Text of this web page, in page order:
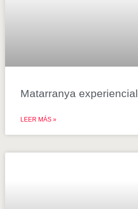
Matarranya experiencial
LEER MÁS »